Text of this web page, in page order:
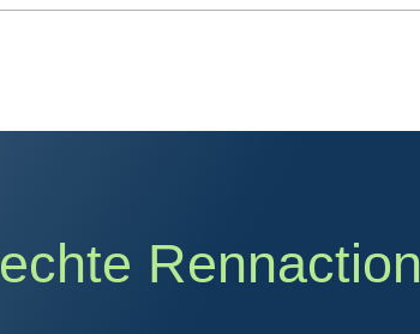
echte Rennaction